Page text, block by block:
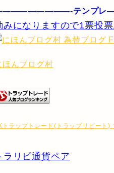
テンプ
みになりますので1票投
ほんブログ村
トラップトレード(トラップリピート)
ラリピ通貨ペア